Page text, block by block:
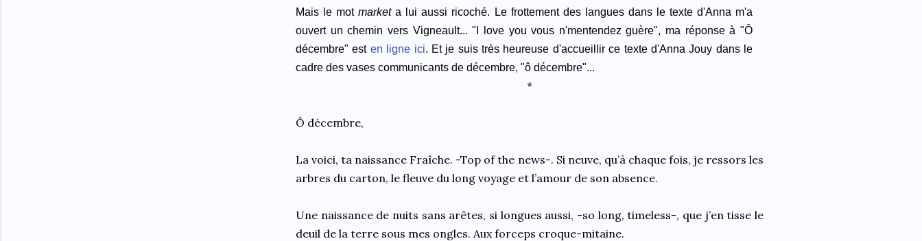
Mais le motmarketa lui aussi ricoché. Le frottement des langues dans le texte d'Anna m'a
ouvert un chemin vers Vigneault..."I love you vous n'mentendez guère", ma réponse à "Ô
décembre" est en ligne ici. Et je suis très heureuse d'accueillir ce texte d'Anna Jouy dans le
cadre des vases communicants de décembre, "ô décembre"...
*
Ô décembre,
La voici, ta naissance Fraîche. -Top of the news-. Si neuve, qu’à chaque fois, je ressors les
arbres du carton, le fleuve du long voyage et l’amour de son absence.
Une naissance de nuits sans arêtes, si longues aussi, -so long, timeless-, que j’en tisse le
deuil de la terre sous mes ongles. Aux forceps croque-mitaine.